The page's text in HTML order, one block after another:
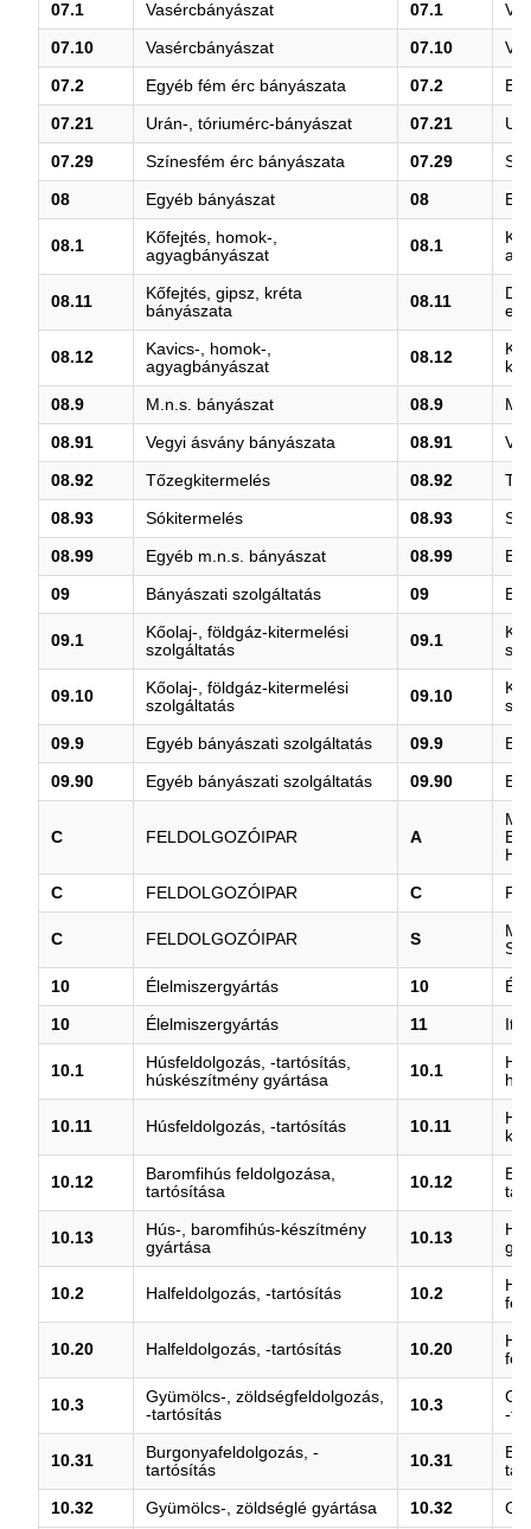
07.1 Vasércbányászat 07.1
07.10 Vasércbányászat 07.10
07.2 Egyéb fém érc bányászata 07.2
07.21 Urán-, tóriumérc-bányászat 07.21
07.29 Színesfém érc bányászata 07.29
08 Egyéb bányászat 08
08.1
Kőfejtés, homok-,
agyagbányászat
08.1
08.11
Kőfejtés, gipsz, kréta
bányászata
08.11
08.12
Kavics-, homok-,
agyagbányászat
08.12
08.9 M.n.s. bányászat 08.9
08.91 Vegyi ásvány bányászata 08.91
08.92 Tőzegkitermelés 08.92
08.93 Sókitermelés 08.93
08.99 Egyéb m.n.s. bányászat 08.99
09 Bányászati szolgáltatás 09
09.1
Kőolaj-, földgáz-kitermelési
szolgáltatás
09.1
09.10
Kőolaj-, földgáz-kitermelési
szolgáltatás
09.10
09.9 Egyéb bányászati szolgáltatás 09.9
09.90 Egyéb bányászati szolgáltatás 09.90
C FELDOLGOZÓIPAR A
C FELDOLGOZÓIPAR C
C FELDOLGOZÓIPAR S
10 Élelmiszergyártás 10
10 Élelmiszergyártás 11
10.1
Húsfeldolgozás, -tartósítás,
húskészítmény gyártása
10.1
10.11 Húsfeldolgozás, -tartósítás 10.11
10.12
Baromfihús feldolgozása,
tartósítása
10.12
10.13
Hús-, baromfihús-készítmény
gyártása
10.13
10.2 Halfeldolgozás, -tartósítás 10.2
10.20 Halfeldolgozás, -tartósítás 10.20
10.3
Gyümölcs-, zöldségfeldolgozás,
-tartósítás
10.3
-
10.31
Burgonyafeldolgozás, -
tartósítás
10.31
10.32 Gyümölcs-, zöldséglé gyártása 10.32